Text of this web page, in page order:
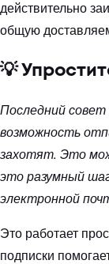
действительно
общую
💡
Последний
возможность
захотят. Это
это разумный
электронной
Это работает
подписки